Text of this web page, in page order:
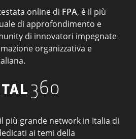
online di FPA, è il più
di approfondimento e
di innovatori impegnate
organizzativa e
più grande network in Italia di
ai temi della